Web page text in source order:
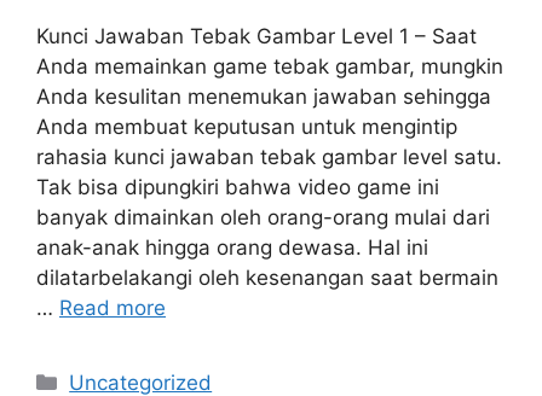
Kunci Jawaban Tebak Gambar Level 1 – Saat
Anda memainkan game tebak gambar, mungkin
Anda kesulitan menemukan jawaban sehingga
Anda membuat keputusan untuk mengintip
rahasia kunci jawaban tebak gambar level satu.
Tak bisa dipungkiri bahwa video game ini
banyak dimainkan oleh orang-orang mulai dari
anak-anak hingga orang dewasa. Hal ini
dilatarbelakangi oleh kesenangan saat bermain
… Read more
Categories
Uncategorized